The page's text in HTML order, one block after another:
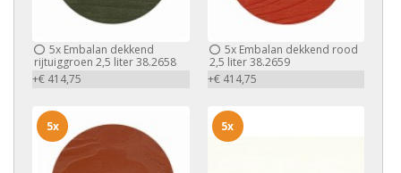
5x Embalan dekkend
rijtuiggroen 2,5 liter 38.2658
+€ 414,75
5xEmbalan dekkend rood
2,5 liter 38.2659
+€ 414,75
5x 5x